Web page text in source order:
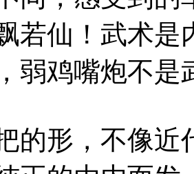
若仙！武术是
弱鸡嘴炮不是
形，不像近